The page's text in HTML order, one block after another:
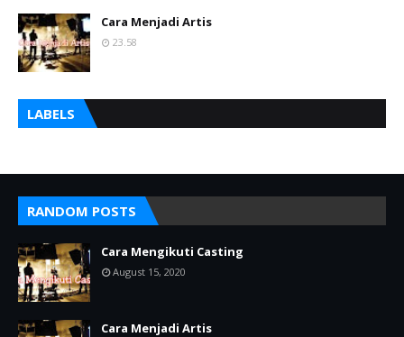
Cara Menjadi Artis
23.58
LABELS
RANDOM POSTS
Cara Mengikuti Casting
August 15, 2020
Cara Menjadi Artis